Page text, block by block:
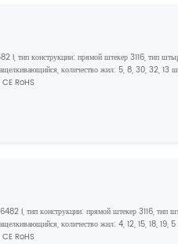
I, тип конструкции: прямой штекер 3116, тип
количество жил: 5, 8, 30, 32, 13
CE RoHS
I, тип конструкции: прямой штекер 3116, тип
количество жил: 4, 12, 15, 18, 19, 5
CE RoHS